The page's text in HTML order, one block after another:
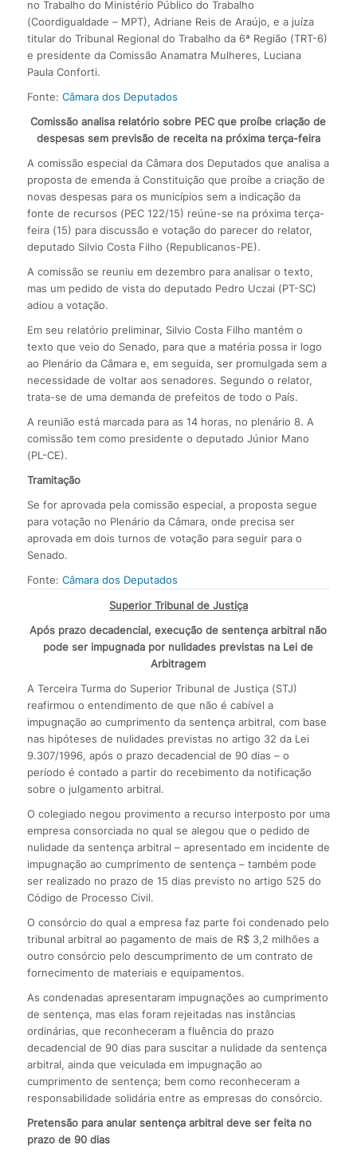
no Trabalho do Ministério Público do Trabalho
(Coordigualdade – MPT), Adriane Reis de Araújo, e a juíza
titular do Tribunal Regional do Trabalho da 6ª Região (TRT-6)
e presidente da Comissão Anamatra Mulheres, Luciana
Paula Conforti.
Fonte: Câmara dos Deputados
Comissão analisa relatório sobre PEC que proíbe criação de
despesas sem previsão de receita na próxima terça-feira
A comissão especial da Câmara dos Deputados que analisa a
proposta de emenda à Constituição que proíbe a criação de
novas despesas para os municípios sem a indicação da
fonte de recursos (PEC 122/15) reúne-se na próxima terça-
feira (15) para discussão e votação do parecer do relator,
deputado Silvio Costa Filho (Republicanos-PE).
A comissão se reuniu em dezembro para analisar o texto,
mas um pedido de vista do deputado Pedro Uczai (PT-SC)
adiou a votação.
Em seu relatório preliminar, Silvio Costa Filho mantém o
texto que veio do Senado, para que a matéria possa ir logo
ao Plenário da Câmara e, em seguida, ser promulgada sem a
necessidade de voltar aos senadores. Segundo o relator,
trata-se de uma demanda de prefeitos de todo o País.
A reunião está marcada para as 14 horas, no plenário 8. A
comissão tem como presidente o deputado Júnior Mano
(PL-CE).
Tramitação
Se for aprovada pela comissão especial, a proposta segue
para votação no Plenário da Câmara, onde precisa ser
aprovada em dois turnos de votação para seguir para o
Senado.
Fonte: Câmara dos Deputados
Superior Tribunal de Justiça
Após prazo decadencial, execução de sentença arbitral não
pode ser impugnada por nulidades previstas na Lei de
Arbitragem
A Terceira Turma do Superior Tribunal de Justiça (STJ)
reafirmou o entendimento de que não é cabível a
impugnação ao cumprimento da sentença arbitral, com base
nas hipóteses de nulidades previstas no artigo 32 da Lei
9.307/1996, após o prazo decadencial de 90 dias – o
período é contado a partir do recebimento da notificação
sobre o julgamento arbitral.
O colegiado negou provimento a recurso interposto por uma
empresa consorciada no qual se alegou que o pedido de
nulidade da sentença arbitral – apresentado em incidente de
impugnação ao cumprimento de sentença – também pode
ser realizado no prazo de 15 dias previsto no artigo 525 do
Código de Processo Civil.
O consórcio do qual a empresa faz parte foi condenado pelo
tribunal arbitral ao pagamento de mais de R$ 3,2 milhões a
outro consórcio pelo descumprimento de um contrato de
fornecimento de materiais e equipamentos.
As condenadas apresentaram impugnações ao cumprimento
de sentença, mas elas foram rejeitadas nas instâncias
ordinárias, que reconheceram a fluência do prazo
decadencial de 90 dias para suscitar a nulidade da sentença
arbitral, ainda que veiculada em impugnação ao
cumprimento de sentença; bem como reconheceram a
responsabilidade solidária entre as empresas do consórcio.
Pretensão para anular sentença arbitral deve ser feita no
prazo de 90 dias